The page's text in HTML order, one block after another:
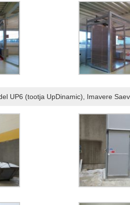
UP6 (tootja UpDinamic), Imavere